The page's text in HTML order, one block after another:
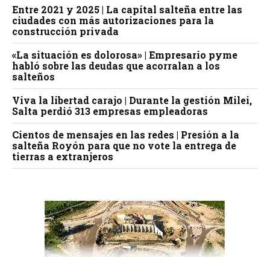
Entre 2021 y 2025 | La capital salteña entre las
ciudades con más autorizaciones para la
construcción privada
«La situación es dolorosa» | Empresario pyme
habló sobre las deudas que acorralan a los
salteños
Viva la libertad carajo | Durante la gestión Milei,
Salta perdió 313 empresas empleadoras
Cientos de mensajes en las redes | Presión a la
salteña Royón para que no vote la entrega de
tierras a extranjeros